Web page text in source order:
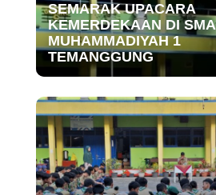
SEMARAK UPACARA
KEMERDEKAAN DI SMA
MUHAMMADIYAH 1
TEMANGGUNG